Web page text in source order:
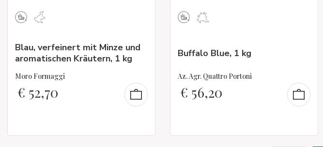
Blau, verfeinert mit Minze und
aromatischen Kräutern, 1 kg
Moro Formaggi
€ 52,70
Buffalo Blue, 1 kg
Az. Agr. Quattro Portoni
€ 56,20